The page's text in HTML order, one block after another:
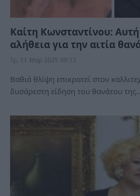
Καίτη Κωνσταντίνου:
αλήθεια για την αιτία
Τρ, 11 Μαρ 2025 09:12
Βαθιά θλίψη επικρατεί στον
δυσάρεστη είδηση του θανάτου